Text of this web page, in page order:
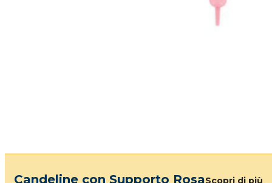
Candeline con Supporto RosaScopri di più